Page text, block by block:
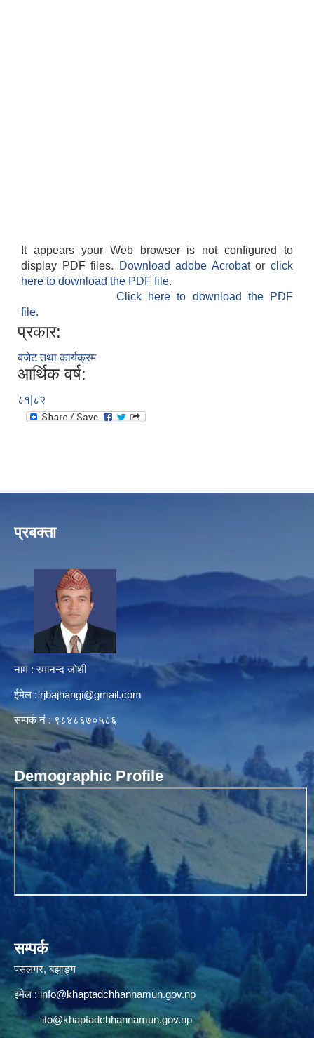
It appears your Web browser is not configured to
display PDF files.
Download adobe Acrobatorclick
here to download the PDF file.
Click here to download the PDF
file.
प्रकार:
बजेट तथा कार्यक्रम
आर्थिक वर्ष:
८१|८२
प्रबक्ता
नाम : रमानन्द जोशी
ईमेल : rjbajhangi@gmail.com
सम्पर्क नं : ९८४८६७०५८६
Demographic Profile
सम्पर्क
पसलगर, बझाङ्ग
इमेल : info@khaptadchhannamun.gov.np
ito@khaptadchhannamun.gov.np